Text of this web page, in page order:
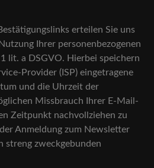
erteilen Sie uns
Ihrer personenbezogenen
lit. a DSGVO. Hierbei speichern
Provider (ISP) eingetragene
und die Uhrzeit der
Missbrauch Ihrer E-Mail-
Zeitpunkt nachvollziehen zu
Anmeldung zum Newsletter
streng zweckgebunden